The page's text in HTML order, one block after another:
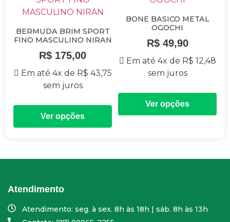
BERMUDA BRIM SPORT
FINO MASCULINO NIRAN
R$ 175,00
Em até 4x de R$ 43,75
sem juros
Ver opções
BONE BASICO METAL
OGOCHI
R$49,90
Em até 4x de R$ 12,48
sem juros
Ver opções
Atendimento
Atendimento: seg. à sex. 8h às 18h | sáb. 8h às 13h